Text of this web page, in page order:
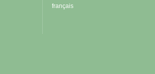
français